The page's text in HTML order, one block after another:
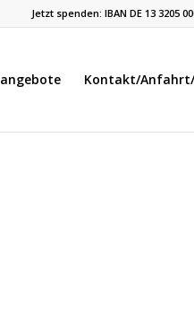
Jetzt spenden: IBAN DE 13 3205
Kontakt/Anfahrt/